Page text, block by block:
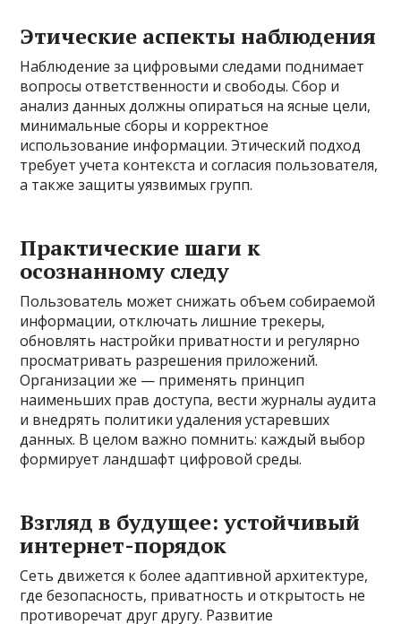
Этические аспекты наблюдения
Наблюдение за цифровыми следами поднимает
вопросы ответственности и свободы. Сбор и
анализ данных должны опираться на ясные цели,
минимальные сборы и корректное
использование информации. Этический подход
требует учета контекста и согласия пользователя,
а также защиты уязвимых групп.
Практические шаги к
осознанному следу
Пользователь может снижать объем собираемой
информации, отключать лишние трекеры,
обновлять настройки приватности и регулярно
просматривать разрешения приложений.
Организации же — применять принцип
наименьших прав доступа, вести журналы аудита
и внедрять политики удаления устаревших
данных. В целом важно помнить: каждый выбор
формирует ландшафт цифровой среды.
Взгляд в будущее: устойчивый
интернет-порядок
Сеть движется к более адаптивной архитектуре,
где безопасность, приватность и открытость не
противоречат друг другу. Развитие